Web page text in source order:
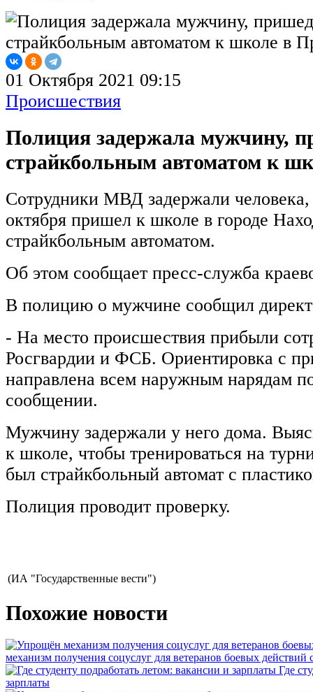
01 Октября 2021 09:15
Происшествия
Полиция задержала мужчину,
страйкбольным автоматом к
Сотрудники МВД задержали
октября пришел к школе в городе
страйкбольным автоматом.
Об этом сообщает пресс-служба
В полицию о мужчине сообщил
- На место происшествия прибыли
Росгвардии и ФСБ. Ориентировка с
направлена всем наружным нарядам
сообщении.
Мужчину задержали у него дома.
к школе, чтобы тренироваться на
был страйкбольный автомат с
Полиция проводит проверку.
(ИА "Государственные вести")
Похожие новости
механизм получения соцуслуг для ветеранов боевых действий
Где
зарплаты